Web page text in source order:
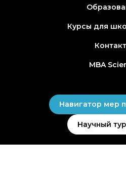
Курсы для
MBA
Навигатор мер
Научный